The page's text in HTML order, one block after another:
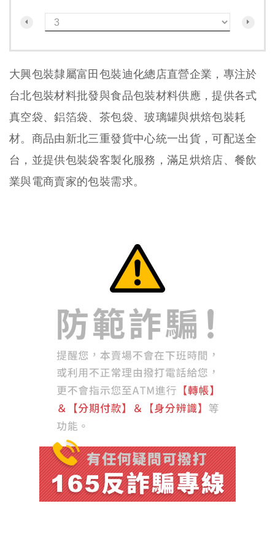
大興包裝隸屬富田包裝迪化總店直營企業，專注於
台北包裝材料批發與食品包裝材料供應，提供各式
真空袋、鋁箔袋、茶包袋、玻璃罐與烘焙包裝耗
材。商品由新北三重發貨中心統一出貨，可配送全
台，並提供包裝袋客製化服務，滿足烘焙店、餐飲
業與電商賣家的包裝需求。